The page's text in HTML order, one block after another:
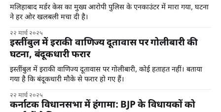
मलिहाबाद मर्डर केस का मुख्य आरोपी पुलिस के एनकाउंटर में मारा गया, घटना
ने हर ओर खलबली मचा दी है।
२२ मार्च २०२५
इस्तींबुल में इराकी वाणिज्य दूतावास पर गोलीबारी की
घटना, बंदूकधारी फरार
इस्तींबुल में इराकी वाणिज्य दूतावास पर गोलीबारी, कोई हताहत नहीं। बताया
गया है कि बंदूकधारी मौके से फरार हो गए हैं।
२२ मार्च २०२५
कर्नाटक विधानसभा में हंगामा: BJP के विधायकों को